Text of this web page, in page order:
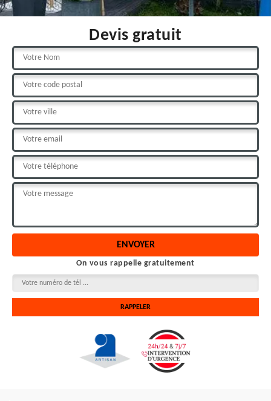
Devis gratuit
On vous rappelle gratuitement